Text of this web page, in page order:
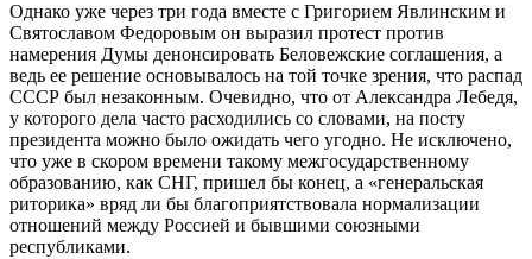
Однако уже через три года вместе с Григорием Явлинским и
Святославом Федоровым он выразил протест против
намерения Думы денонсировать Беловежские соглашения, а
ведь ее решение основывалось на той точке зрения, что распад
СССР был незаконным. Очевидно, что от Александра Лебедя,
у которого дела часто расходились со словами, на посту
президента можно было ожидать чего угодно. Не исключено,
что уже в скором времени такому межгосударственному
образованию, как СНГ, пришел бы конец, а «генеральская
риторика» вряд ли бы благоприятствовала нормализации
отношений между Россией и бывшими союзными
республиками.